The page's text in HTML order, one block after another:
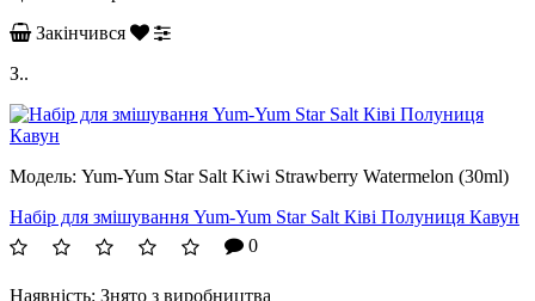
Закінчився
З..
Модель: Yum-Yum Star Salt Kiwi Strawberry Watermelon (30ml)
Набір для змішування Yum-Yum Star Salt Ківі Полуниця Кавун
0
Наявність: Знято з виробництва